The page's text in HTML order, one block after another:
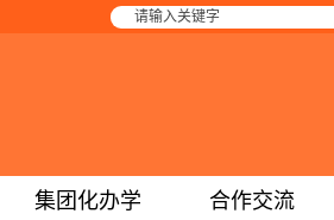
集团化办学 合作交流